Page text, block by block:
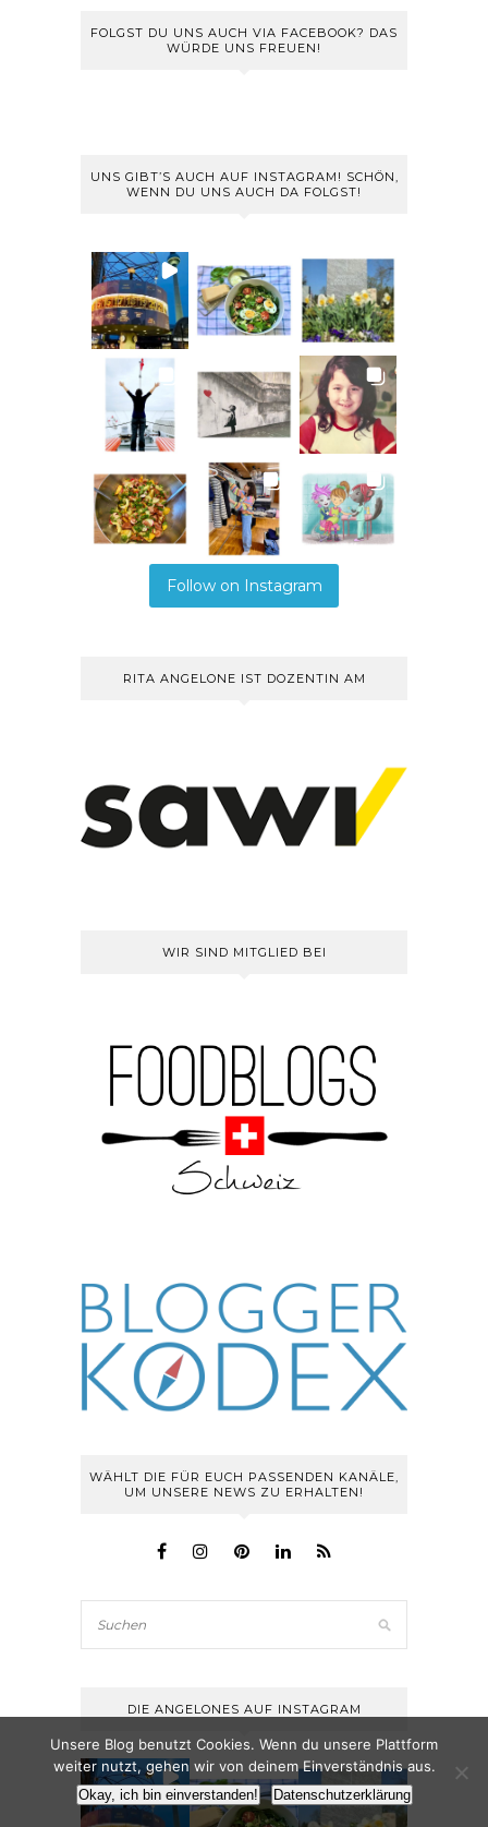
FOLGST DU UNS AUCH VIA FACEBOOK? DAS
WÜRDE UNS FREUEN!
UNS GIBT’S AUCH AUF INSTAGRAM! SCHÖN,
WENN DU UNS AUCH DA FOLGST!
Follow on Instagram
RITA ANGELONE IST DOZENTIN AM
WIR SIND MITGLIED BEI
WÄHLT DIE FÜR EUCH PASSENDEN KANÄLE,
UM UNSERE NEWS ZU ERHALTEN!
DIE ANGELONES AUF INSTAGRAM
Unsere Blog benutzt Cookies. Wenn du unsere Plattform
weiter nutzt, gehen wir von deinem Einverständnis aus.
Okay, ich bin einverstanden! Datenschutzerklärung